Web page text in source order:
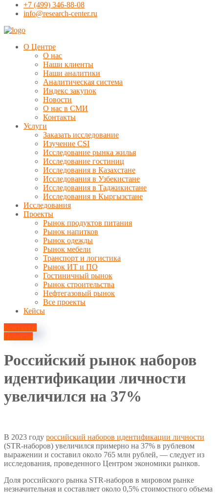
+7 (499) 346-88-08
info@research-center.ru
О Центре
О нас
Наши клиенты
Наши аналитики
Аналитическая система
Индекс закупок
Новости
О нас в СМИ
Контакты
Услуги
Заказать исследование
Изучение CSI
Исследование рынка жилья
Исследование гостиниц
Исследования в Казахстане
Исследования в Узбекистане
Исследования в Таджикистане
Исследования в Кыргызстане
Исследования
Проекты
Рынок продуктов питания
Рынок напитков
Рынок одежды
Рынок мебели
Транспорт и логистика
Рынок ИТ и ПО
Гостиничный рынок
Рынок строительства
Нефтегазовый рынок
Все проекты
Кейсы
Контакты
Новости
Российский рынок наборов
идентификации личности
увеличился на 37%
В 2023 году российский наборов идентификации личности
(STR-наборов) увеличился примерно на 37% в рублевом
выражении и составил около 765 млн рублей, — следует из
исследования, проведенного Центром экономики рынков.
Доля российского рынка STR-наборов в мировом рынке
незначительная и составляет около 0,5% стоимостного объема